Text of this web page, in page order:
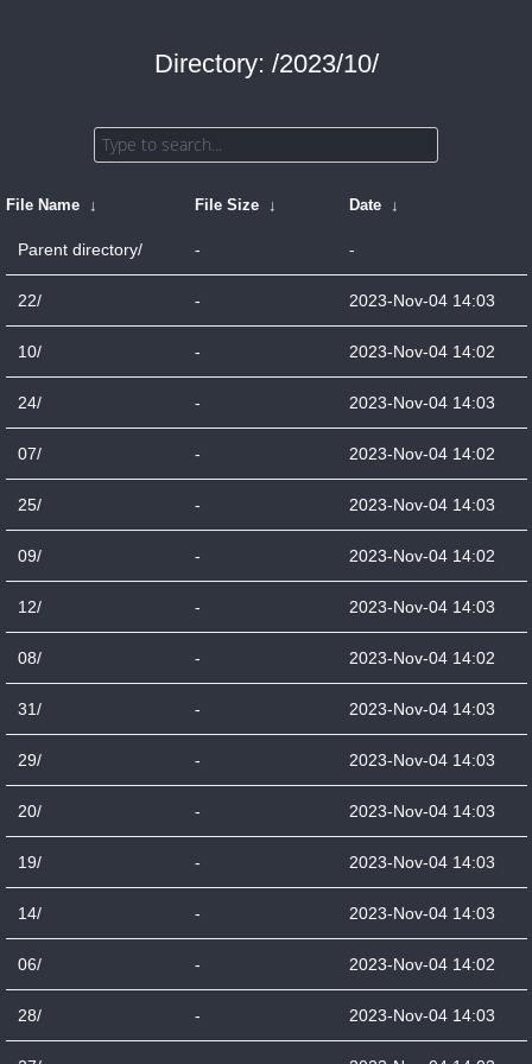
Directory: /2023/10/
File Name ↓ File Size ↓ Date ↓
Parent directory/ - -
22/ - 2023-Nov-04 14:03
10/ - 2023-Nov-04 14:02
24/ - 2023-Nov-04 14:03
07/ - 2023-Nov-04 14:02
25/ - 2023-Nov-04 14:03
09/ - 2023-Nov-04 14:02
12/ - 2023-Nov-04 14:03
08/ - 2023-Nov-04 14:02
31/ - 2023-Nov-04 14:03
29/ - 2023-Nov-04 14:03
20/ - 2023-Nov-04 14:03
19/ - 2023-Nov-04 14:03
14/ - 2023-Nov-04 14:03
06/ - 2023-Nov-04 14:02
28/ - 2023-Nov-04 14:03